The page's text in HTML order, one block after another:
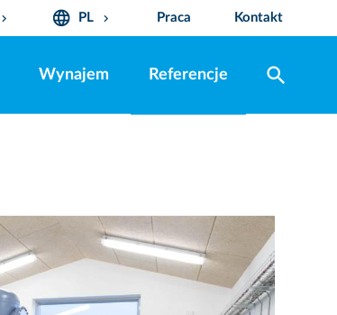
keyboard_arrow_down language PL keyboard_arrow_down Praca Kontakt
Wynajem Referencje search